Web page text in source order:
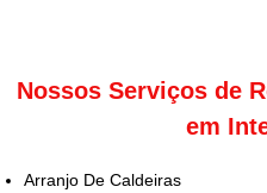
Nossos Serviços de
em
Arranjo De Caldeiras